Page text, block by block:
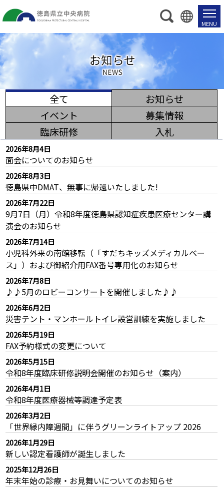
お
知
ら
せ カ
テ
ゴ
リ
別
ペ
ー
ジ
リ
ン
ク
一
覧
全て
お知らせ
イベント
募集情報
臨床研修
入札
2026年8月4日
面会についてのお知らせ
2026年8月3日
徳島県中DMAT、無事に帰還いたしました!
2026年7月22日
9月7日（月）令和8年度徳島県認知症疾患医療センター講
演会のお知らせ
2026年7月14日
小児科外来の南館移転（「すだちキッズメディカルベー
ス」）および御紹介用FAX番号専用化のお知らせ
2026年7月8日
♪♪5月のロビーコンサートを開催しました♪♪
2026年6月2日
災害テント・マンホールトイレ設営訓練を実施しました
2026年5月19日
FAX予約様式の変更について
2026年5月15日
令和8年度臨床研修説明会開催のお知らせ（案内）
2026年4月1日
令和8年度医療器械等調達予定表
2026年3月2日
「世界緑内障週間」に伴うグリーンライトアップ 2026
2026年1月29日
新しい認定看護師が誕生しました
2025年12月26日
年末年始の診療・お見舞いについてのお知らせ